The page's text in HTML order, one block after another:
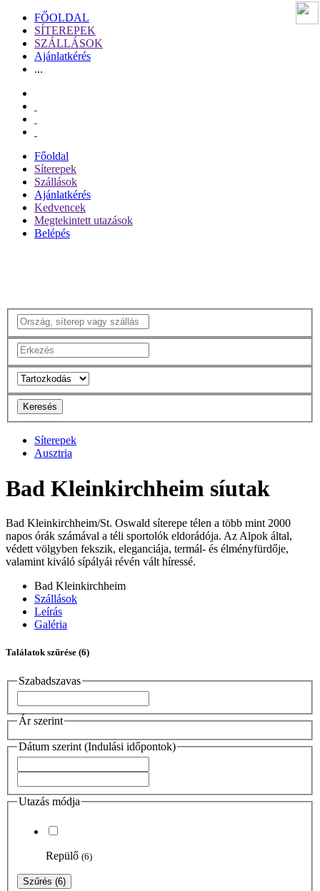
FŐOLDAL
SÍTEREPEK
SZÁLLÁSOK
Ajánlatkérés
...
Főoldal
Síterepek
Szállások
Ajánlatkérés
Kedvencek
Megtekintett utazások
Belépés
Keresés
Síterepek
Ausztria
Bad Kleinkirchheim síutak
Bad Kleinkirchheim/St. Oswald síterepe télen a több mint 2000
napos órák számával a téli sportolók eldorádója. Az Alpok által,
védett völgyben fekszik, eleganciája, termál- és élményfürdője,
valamint kiváló sípályái révén vált híressé.
Bad Kleinkirchheim
Szállások
Leírás
Galéria
Találatok szűrése (6)
Szabadszavas
Ár szerint
Dátum szerint (Indulási időpontok)
Utazás módja
Repülő (6)
Szűrés (6)